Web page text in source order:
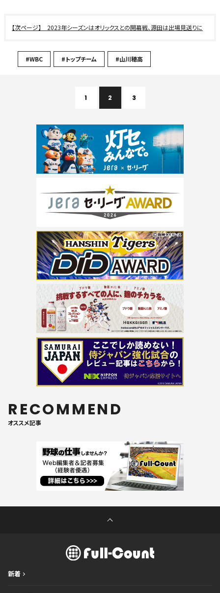
2023年シーズンはオリックスとの開幕戦、源田は出場見送りに
#WBC #トップチーム #山川穂高
1 2 3
RECOMMEND
オススメ記事
新着